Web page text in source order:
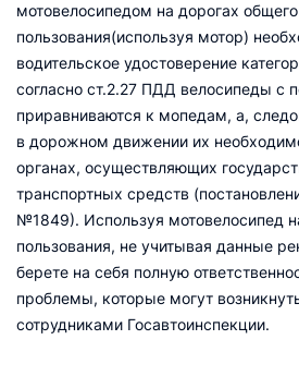
мотовелосипедом на дорогах общего
пользования(используя мотор)
водительское удостоверение
согласно ст.2.27 ПДД велосипеды с
приравниваются к мопедам, а,
в дорожном движении их
органах, осуществляющих
транспортных средств
№1849). Используя мотовелосипед
пользования, не учитывая данные
берете на себя полную
проблемы, которые могут
сотрудниками Госавтоинспекции.